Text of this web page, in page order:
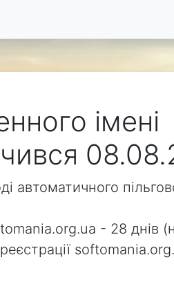
імені
автоматичного
- 28 днів